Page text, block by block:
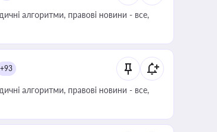
алгоритми, правові новини - все,
+93
алгоритми, правові новини - все,